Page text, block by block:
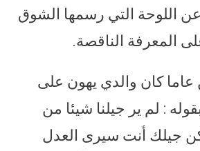
اللوحة التي رسمها الشوق
المعرفة الناقصة.
كان والدي يهون على
: لم ير جيلنا شيئا من
جيلك أنت سيرى العدل